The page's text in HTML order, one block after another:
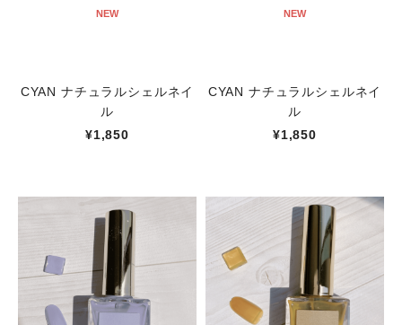
NEW
CYAN ナチュラルシェルネイ
ル
¥1,850
NEW
CYAN ナチュラルシェルネイ
ル
¥1,850